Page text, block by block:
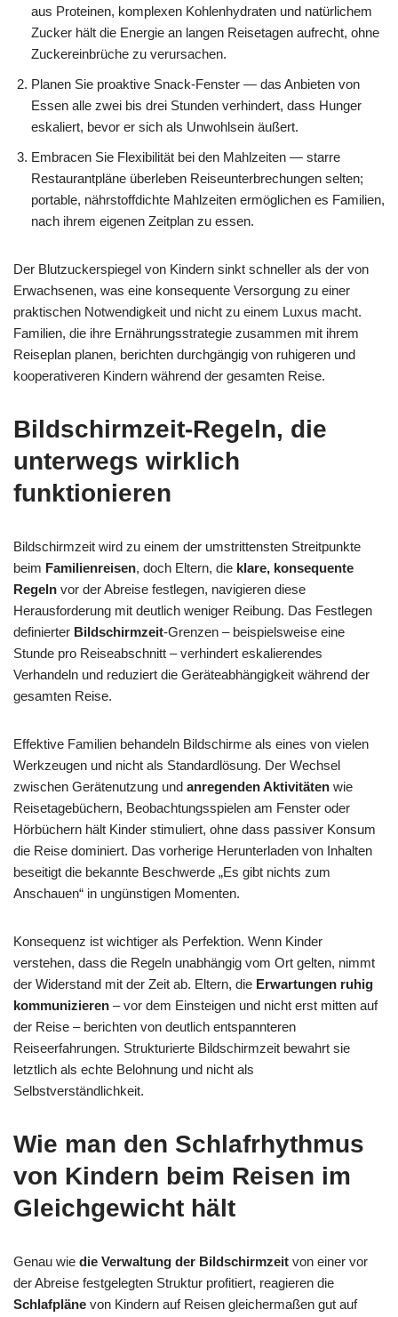
aus Proteinen, komplexen Kohlenhydraten und natürlichem
Zucker hält die Energie an langen Reisetagen aufrecht, ohne
Zuckereinbrüche zu verursachen.
Planen Sie proaktive Snack-Fenster — das Anbieten von
Essen alle zwei bis drei Stunden verhindert, dass Hunger
eskaliert, bevor er sich als Unwohlsein äußert.
Embracen Sie Flexibilität bei den Mahlzeiten — starre
Restaurantpläne überleben Reiseunterbrechungen selten;
portable, nährstoffdichte Mahlzeiten ermöglichen es Familien,
nach ihrem eigenen Zeitplan zu essen.
Der Blutzuckerspiegel von Kindern sinkt schneller als der von
Erwachsenen, was eine konsequente Versorgung zu einer
praktischen Notwendigkeit und nicht zu einem Luxus macht.
Familien, die ihre Ernährungsstrategie zusammen mit ihrem
Reiseplan planen, berichten durchgängig von ruhigeren und
kooperativeren Kindern während der gesamten Reise.
Bildschirmzeit-Regeln, die
unterwegs wirklich
funktionieren
Bildschirmzeit wird zu einem der umstrittensten Streitpunkte
beim Familienreisen, doch Eltern, die klare, konsequente
Regeln vor der Abreise festlegen, navigieren diese
Herausforderung mit deutlich weniger Reibung. Das Festlegen
definierter Bildschirmzeit-Grenzen – beispielsweise eine
Stunde pro Reiseabschnitt – verhindert eskalierendes
Verhandeln und reduziert die Geräteabhängigkeit während der
gesamten Reise.
Effektive Familien behandeln Bildschirme als eines von vielen
Werkzeugen und nicht als Standardlösung. Der Wechsel
zwischen Gerätenutzung und anregenden Aktivitäten wie
Reisetagebüchern, Beobachtungsspielen am Fenster oder
Hörbüchern hält Kinder stimuliert, ohne dass passiver Konsum
die Reise dominiert. Das vorherige Herunterladen von Inhalten
beseitigt die bekannte Beschwerde „Es gibt nichts zum
Anschauen“ in ungünstigen Momenten.
Konsequenz ist wichtiger als Perfektion. Wenn Kinder
verstehen, dass die Regeln unabhängig vom Ort gelten, nimmt
der Widerstand mit der Zeit ab. Eltern, die Erwartungen ruhig
kommunizieren – vor dem Einsteigen und nicht erst mitten auf
der Reise – berichten von deutlich entspannteren
Reiseerfahrungen. Strukturierte Bildschirmzeit bewahrt sie
letztlich als echte Belohnung und nicht als
Selbstverständlichkeit.
Wie man den Schlafrhythmus
von Kindern beim Reisen im
Gleichgewicht hält
Genau wie die Verwaltung der Bildschirmzeit von einer vor
der Abreise festgelegten Struktur profitiert, reagieren die
Schlafpläne von Kindern auf Reisen gleichermaßen gut auf